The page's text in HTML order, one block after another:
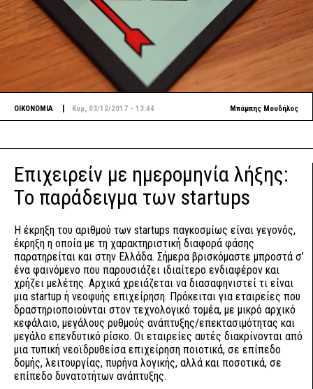
ΟΙΚΟΝΟΜΙΑ Κυρ, 03/12/2017 - 13:44 Μπάμπης Μουδήλος
Επιχειρείν με ημερομηνία λήξης:
Tο παράδειγμα των startups
Η έκρηξη του αριθμού των startups παγκοσμίως είναι γεγονός,
έκρηξη η οποία με τη χαρακτηριστική διαφορά φάσης
παρατηρείται και στην Ελλάδα. Σήμερα βρισκόμαστε μπροστά σ’
ένα φαινόμενο που παρουσιάζει ιδιαίτερο ενδιαφέρον και
χρήζει μελέτης. Αρχικά χρειάζεται να διασαφηνιστεί τι είναι
μια startup ή νεοφυής επιχείρηση. Πρόκειται για εταιρείες που
δραστηριοποιούνται στον τεχνολογικό τομέα, με μικρό αρχικό
κεφάλαιο, μεγάλους ρυθμούς ανάπτυξης/επεκτασιμότητας και
μεγάλο επενδυτικό ρίσκο. Οι εταιρείες αυτές διακρίνονται από
μια τυπική νεοϊδρυθείσα επιχείρηση ποιοτικά, σε επίπεδο
δομής, λειτουργίας, πυρήνα λογικής, αλλά και ποσοτικά, σε
επίπεδο δυνατοτήτων ανάπτυξης.